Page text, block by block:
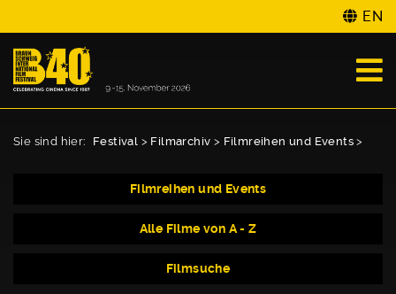
EN
Sie sind hier: Festival > Filmarchiv > Filmreihen und Events >
Filmreihen und Events
Alle Filme von A - Z
Filmsuche